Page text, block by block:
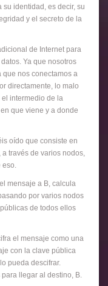
identidad, es decir, su
y el secreto de la
de Internet para
Ya que nosotros
que nos conectamos a
directamente, lo malo
intermedio de la
que viene y a donde
oído que consiste en
través de varios nodos,
eso.
mensaje a B, calcula
por varios nodos
de todos ellos
el mensaje como una
con la clave pública
pueda descifrar.
llegar al destino, B.